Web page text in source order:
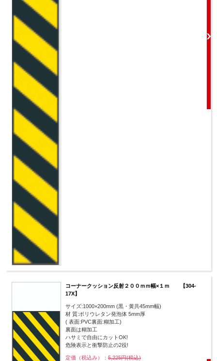
コーナークッション反射２００ｍｍ幅×１ｍ 【304-
17X】
サイズ:1000×200mm (黒・黄共45mm幅)
材 質:ポリウレタン発泡体 5mm厚
( 表面:PVC裏面:糊加工)
裏面は糊加工
ハサミで自由にカットOK!
危険表示と衝撃防止の2役!
定価（税込み）： 5,225円(税込)